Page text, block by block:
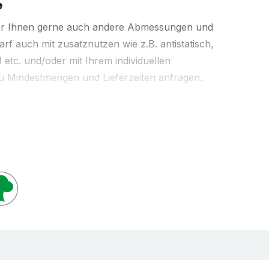
Ihnen gerne auch andere Abmessungen und
auch mit zusatznutzen wie z.B. antistatisch,
etc. und/oder mit Ihrem individuellen
Mindestmengen und Lieferzeiten anfragen.
Gruppieren und/oder
Polyethylen (LDPE). Die
bei sich ändernden Produktlängen oder